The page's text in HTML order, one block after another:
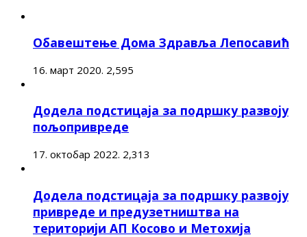
Обавештење Дома Здравља Лепосавић
16. март 2020. 2,595
Додела подстицаја за подршку развоју
пољопривреде
17. октобар 2022. 2,313
Додела подстицаја за подршку развоју
привреде и предузетништва на
територији АП Косово и Метохија